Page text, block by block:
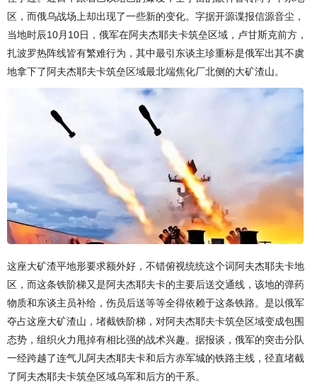
区，而俄乌战场上却出现了一些新的变化。字据开源谍报信源音尘，
当地时辰10月10日，俄军在阿夫杰耶夫卡筑垒区域，卢甘斯克前方，
扎波罗热阵线皆有繁难行为，其中最引东谈主珍重标是俄军出其不虞
地拿下了阿夫杰耶夫卡筑垒区域最北端焦化厂北侧的大矿渣山。
这座大矿渣平地形要求额外好，不错俯视统统这个词阿夫杰耶夫卡地
区，而这条铁阶梯又是阿夫杰耶夫卡的主要后送交通线，该地的弹药
物质和东谈主员补给，伤员后送等等全得依赖于这条铁路。是以俄军
夺占这座大矿渣山，堵截铁阶梯，对阿夫杰耶夫卡筑垒区域变成包围
态势，组织火力甩掉有相比强的战术兴趣。据报谈，俄军的突击分队
一经跨越了连气儿阿夫杰耶夫卡和后方赤军城的铁路主线，径直堵截
了阿夫杰耶夫卡筑垒区域乌军和后方的干系。